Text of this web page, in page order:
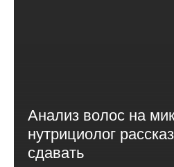
Анализ волос на
нутрициолог
сдавать